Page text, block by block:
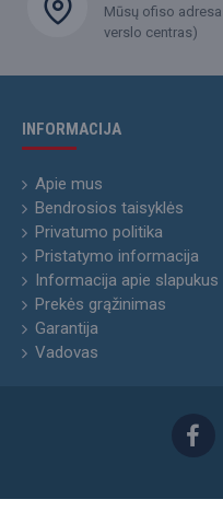
Mūsų ofiso
verslo centras)
INFORMACIJA
Apie mus
Bendrosios taisyklės
Privatumo politika
Pristatymo informacija
Informacija apie slapukus
Prekės grąžinimas
Garantija
Vadovas